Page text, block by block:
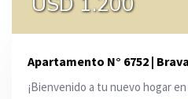
Apartamento N° 6752 | Brava
¡Bienvenido a tu nuevo hogar